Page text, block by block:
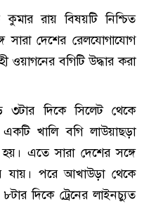
রায় বিষয়টি নিশ্চিত
সারা দেশের রেলযোগাযোগ
ওয়াগনের বগিটি উদ্ধার করা
দিকে সিলেট থেকে
খালি বগি লাউয়াছড়া
এতে সারা দেশের সঙ্গে
যায়। পরে আখাউড়া থেকে
দিকে ট্রেনের লাইনচ্যুত